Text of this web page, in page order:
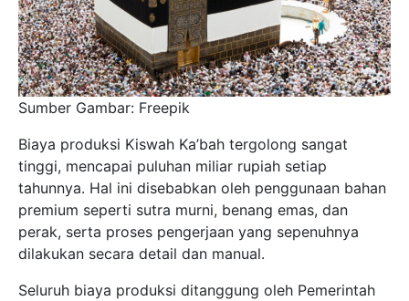
Sumber Gambar: Freepik
Biaya produksi Kiswah Ka’bah tergolong sangat
tinggi, mencapai puluhan miliar rupiah setiap
tahunnya. Hal ini disebabkan oleh penggunaan bahan
premium seperti sutra murni, benang emas, dan
perak, serta proses pengerjaan yang sepenuhnya
dilakukan secara detail dan manual.
Seluruh biaya produksi ditanggung oleh Pemerintah